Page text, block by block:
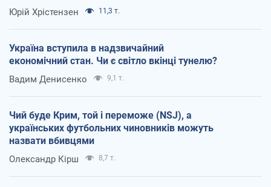
Юрій Хрістензен 11,3 т.
Україна вступила в надзвичайний
економічний стан. Чи є світло вкінці тунелю?
Вадим Денисенко 9,1 т.
Чий буде Крим, той і переможе (NSJ), а
українських футбольних чиновників можуть
назвати вбивцями
Олександр Кірш 8,7 т.